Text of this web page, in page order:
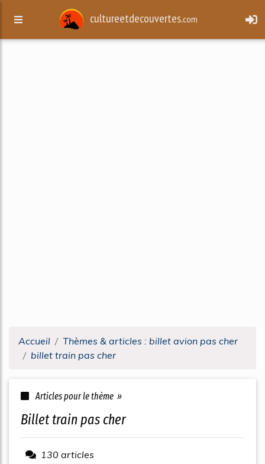
cultureetdecouvertes.com
Accueil
Thèmes & articles : billet avion pas cher
billet train pas cher
Articles pour le thème »
billet train pas cher
130 articles